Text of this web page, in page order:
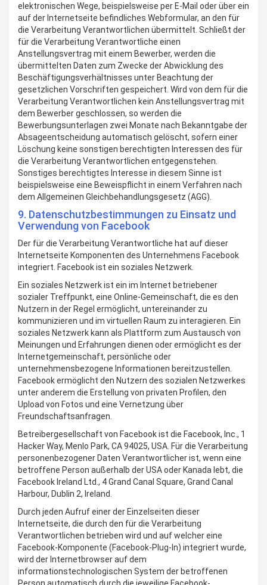
elektronischen Wege, beispielsweise per E-Mail oder über ein
auf der Internetseite befindliches Webformular, an den für
die Verarbeitung Verantwortlichen übermittelt. Schließt der
für die Verarbeitung Verantwortliche einen
Anstellungsvertrag mit einem Bewerber, werden die
übermittelten Daten zum Zwecke der Abwicklung des
Beschäftigungsverhältnisses unter Beachtung der
gesetzlichen Vorschriften gespeichert. Wird von dem für die
Verarbeitung Verantwortlichen kein Anstellungsvertrag mit
dem Bewerber geschlossen, so werden die
Bewerbungsunterlagen zwei Monate nach Bekanntgabe der
Absageentscheidung automatisch gelöscht, sofern einer
Löschung keine sonstigen berechtigten Interessen des für
die Verarbeitung Verantwortlichen entgegenstehen.
Sonstiges berechtigtes Interesse in diesem Sinne ist
beispielsweise eine Beweispflicht in einem Verfahren nach
dem Allgemeinen Gleichbehandlungsgesetz (AGG).
9. Datenschutzbestimmungen zu Einsatz und
Verwendung von Facebook
Der für die Verarbeitung Verantwortliche hat auf dieser
Internetseite Komponenten des Unternehmens Facebook
integriert. Facebook ist ein soziales Netzwerk.
Ein soziales Netzwerk ist ein im Internet betriebener
sozialer Treffpunkt, eine Online-Gemeinschaft, die es den
Nutzern in der Regel ermöglicht, untereinander zu
kommunizieren und im virtuellen Raum zu interagieren. Ein
soziales Netzwerk kann als Plattform zum Austausch von
Meinungen und Erfahrungen dienen oder ermöglicht es der
Internetgemeinschaft, persönliche oder
unternehmensbezogene Informationen bereitzustellen.
Facebook ermöglicht den Nutzern des sozialen Netzwerkes
unter anderem die Erstellung von privaten Profilen, den
Upload von Fotos und eine Vernetzung über
Freundschaftsanfragen.
Betreibergesellschaft von Facebook ist die Facebook, Inc., 1
Hacker Way, Menlo Park, CA 94025, USA. Für die Verarbeitung
personenbezogener Daten Verantwortlicher ist, wenn eine
betroffene Person außerhalb der USA oder Kanada lebt, die
Facebook Ireland Ltd., 4 Grand Canal Square, Grand Canal
Harbour, Dublin 2, Ireland.
Durch jeden Aufruf einer der Einzelseiten dieser
Internetseite, die durch den für die Verarbeitung
Verantwortlichen betrieben wird und auf welcher eine
Facebook-Komponente (Facebook-Plug-In) integriert wurde,
wird der Internetbrowser auf dem
informationstechnologischen System der betroffenen